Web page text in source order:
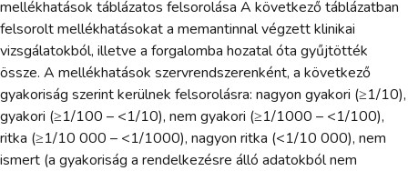
mellékhatások táblázatos felsorolása A következő táblázatban
felsorolt mellékhatásokat a memantinnal végzett klinikai
vizsgálatokból, illetve a forgalomba hozatal óta gyűjtötték
össze. A mellékhatások szervrendszerenként, a következő
gyakoriság szerint kerülnek felsorolásra: nagyon gyakori (≥1/10),
gyakori (≥1/100 – <1/10), nem gyakori (≥1/1000 – <1/100),
ritka (≥1/10 000 – <1/1000), nagyon ritka (<1/10 000), nem
ismert (a gyakoriság a rendelkezésre álló adatokból nem